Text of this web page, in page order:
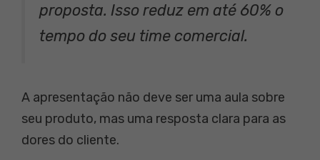
proposta. Isso reduz em até 60% o
tempo do seu time comercial.
A apresentação não deve ser uma aula sobre
seu produto, mas uma resposta clara para as
dores do cliente.